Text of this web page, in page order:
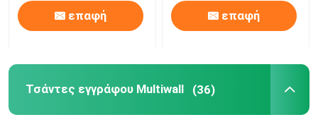
επαφή επαφή
Τσάντες εγγράφου Multiwall (36)